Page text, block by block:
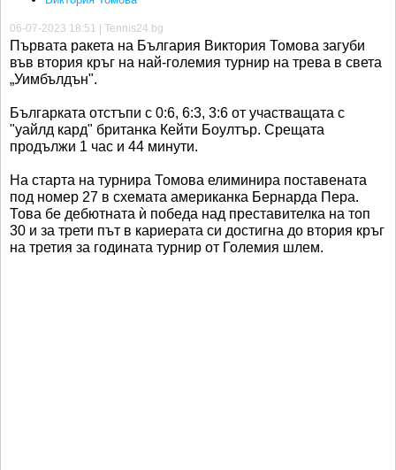
06-07-2023 18:51 | Tennis24.bg
Първата ракета на България Виктория Томова загуби
във втория кръг на най-големия турнир на трева в света
„Уимбълдън".
Българката отстъпи с 0:6, 6:3, 3:6 от участващата с
"уайлд кард" британка Кейти Боултър. Срещата
продължи 1 час и 44 минути.
На старта на турнира Томова елиминира поставената
под номер 27 в схемата американка Бернарда Пера.
Това бе дебютната ѝ победа над преставителка на топ
30 и за трети път в кариерата си достигна до втория кръг
на третия за годината турнир от Големия шлем.